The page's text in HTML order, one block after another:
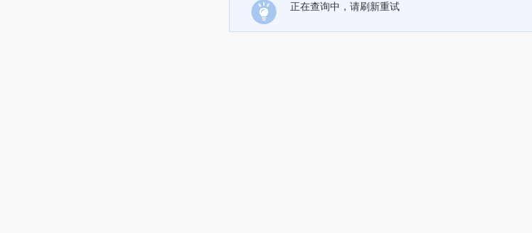
正在查询中，请刷新重试